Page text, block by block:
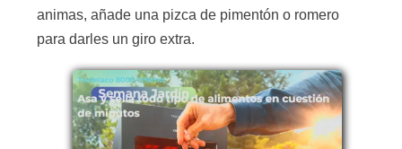
animas, añade una pizca de pimentón o romero
para darles un giro extra.